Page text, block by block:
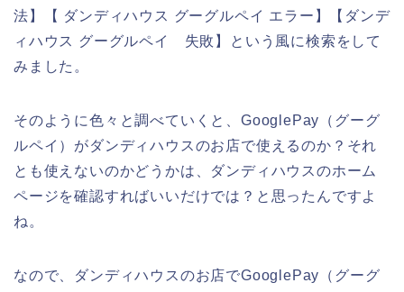
法】【 ダンディハウス グーグルペイ エラー】【ダンデ
ィハウス グーグルペイ 失敗】という風に検索をして
みました。
そのように色々と調べていくと、GooglePay（グーグ
ルペイ）がダンディハウスのお店で使えるのか？それ
とも使えないのかどうかは、ダンディハウスのホーム
ページを確認すればいいだけでは？と思ったんですよ
ね。
なので、ダンディハウスのお店でGooglePay（グーグ